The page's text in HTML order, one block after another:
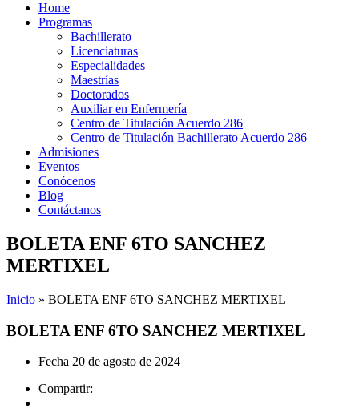
Home
Programas
Bachillerato
Licenciaturas
Especialidades
Maestrías
Doctorados
Auxiliar en Enfermería
Centro de Titulación Acuerdo 286
Centro de Titulación Bachillerato Acuerdo 286
Admisiones
Eventos
Conócenos
Blog
Contáctanos
BOLETA ENF 6TO SANCHEZ
MERTIXEL
Inicio » BOLETA ENF 6TO SANCHEZ MERTIXEL
BOLETA ENF 6TO SANCHEZ MERTIXEL
Fecha 20 de agosto de 2024
Compartir: